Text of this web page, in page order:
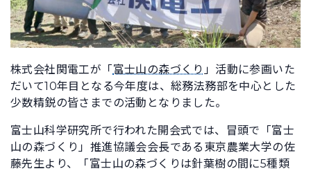
株式会社関電工が「富士山の森づくり 」活動に参画いた
だいて10年目となる今年度は、総務法務部を中心とした
少数精鋭の皆さまでの活動となりました。
富士山科学研究所で行われた開会式では、冒頭で「富士
山の森づくり」推進協議会会長である東京農業大学の佐
藤先生より、「富士山の森づくりは針葉樹の間に5種類